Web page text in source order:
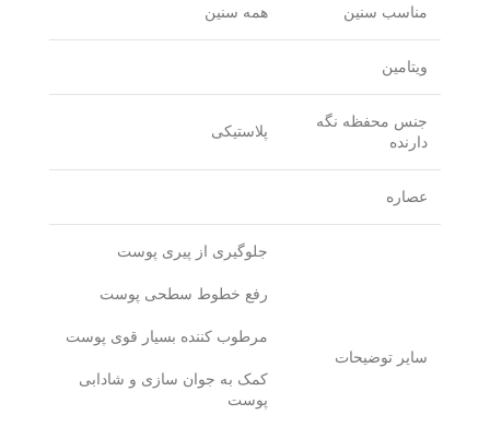
مناسب سنین همه سنین
ویتامین
جنس محفظه نگه
دارنده
پلاستیکی
عصاره
سایر توضیحات
جلوگیری از پیری پوست
رفع خطوط سطحی پوست
مرطوب کننده بسیار قوی پوست
کمک به جوان سازی و شادابی
پوست